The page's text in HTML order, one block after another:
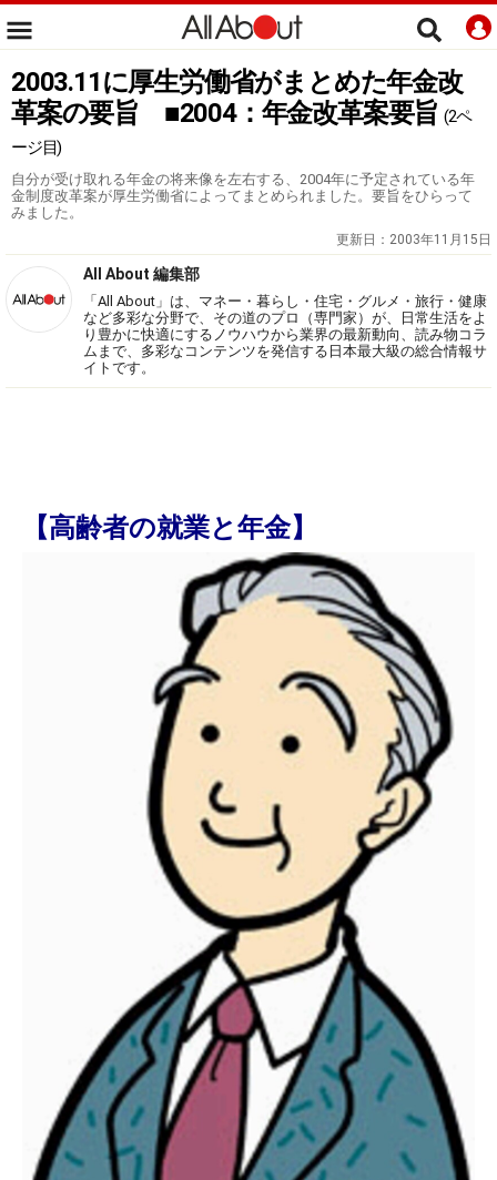
2003.11に厚生労働省がまとめた年金改
革案の要旨 ■2004：年金改革案要旨 (2ペ
ージ目)
自分が受け取れる年金の将来像を左右する、2004年に予定されている年
金制度改革案が厚生労働省によってまとめられました。要旨をひらって
みました。
更新日： 2003年11月15日
All About 編集部
「All About」は、マネー・暮らし・住宅・グルメ・旅行・健康
など多彩な分野で、その道のプロ（専門家）が、日常生活をよ
り豊かに快適にするノウハウから業界の最新動向、読み物コラ
ムまで、多彩なコンテンツを発信する日本最大級の総合情報サ
イトです。
【高齢者の就業と年金】